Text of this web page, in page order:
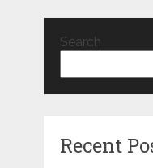
Search
Recent